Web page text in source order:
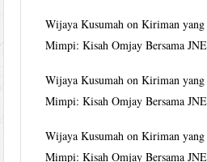
Wijaya Kusumah onKiriman yang
Mimpi: Kisah Omjay Bersama JNE
Wijaya Kusumah onKiriman yang
Mimpi: Kisah Omjay Bersama JNE
Wijaya Kusumah onKiriman yang
Mimpi: Kisah Omjay Bersama JNE